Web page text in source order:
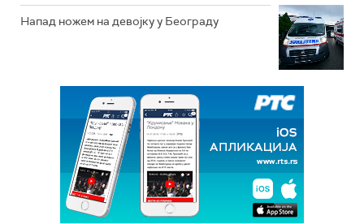
Напад ножем на девојку у Београду